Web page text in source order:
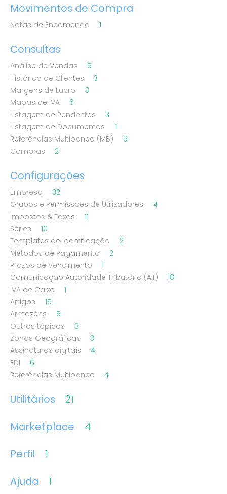
Movimentos de Compra
Notas de Encomenda 1
Consultas
Análise de Vendas
5
Histórico de Clientes
3
Margens de Lucro
3
Mapas de IVA
6
Listagem de Pendentes
3
Listagem de Documentos
1
Referências Multibanco (MB)
9
Compras
2
Configurações
Empresa
32
Grupos e Permissões de Utilizadores
4
Impostos & Taxas
11
Séries
10
Templates de Identificação
2
Métodos de Pagamento
2
Prazos de Vencimento
1
Comunicação Autoridade Tributária (AT)
18
IVA de Caixa
1
Artigos
15
Armazéns
5
Outros tópicos
3
Zonas Geográficas
3
Assinaturas digitais
4
EDI
6
Referências Multibanco
4
Utilitários
21
Marketplace
4
Perfil
1
Ajuda
1